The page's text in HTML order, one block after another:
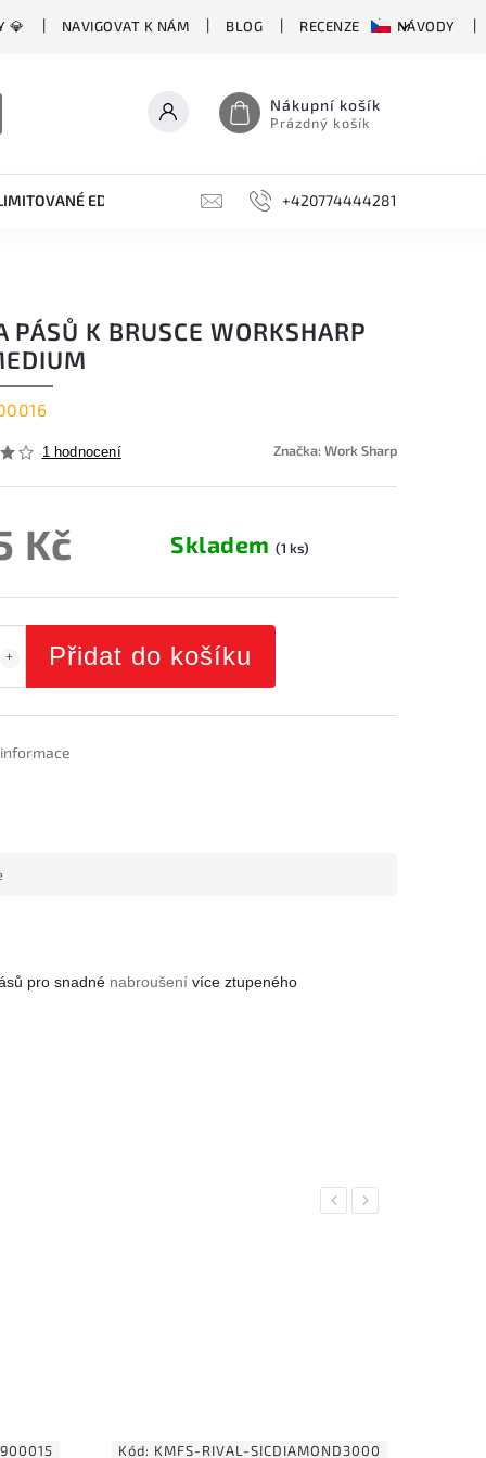
💎 NAVIGOVAT K NÁM BLOG RECENZE NÁVODY
Nákupní košík
Prázdný košík
EDICE BROUSKY, BRUSKY, OCÍLKY
+420774444281
PÁSŮ K BRUSCE WORKSHARP
1 hodnocení Značka:Work Sharp
Kč Skladem(1 ks)
Přidat do košíku
pro snadné nabroušení více ztupeného
Previous
Kód:900093
Next